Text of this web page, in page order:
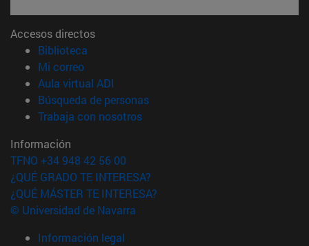
Accesos directos
Biblioteca
Mi correo(abre en nueva ventana)
Aula virtual ADI
Búsqueda de personas(abre en nueva ventana)
Trabaja con nosotros(abre en nueva ventana)
Información
TFNO +34 948 42 56 00
¿QUÉ GRADO TE INTERESA?
¿QUÉ MÁSTER TE INTERESA?
© Universidad de Navarra
Información legal